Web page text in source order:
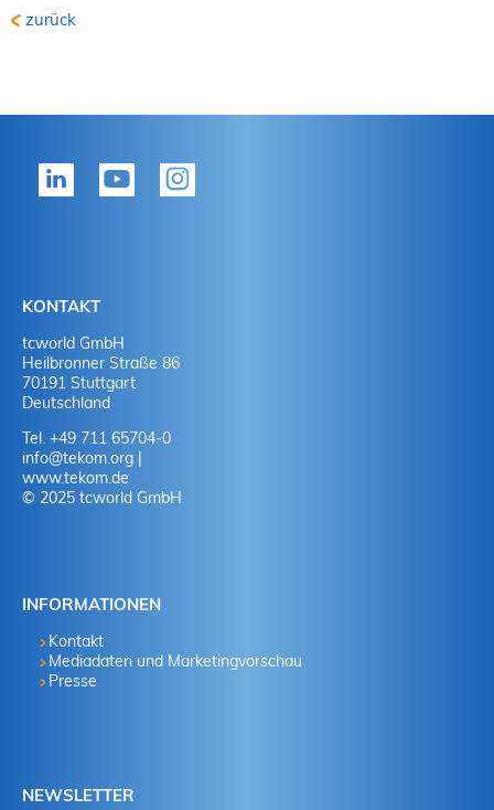
zurück
KONTAKT
tcworld GmbH
Heilbronner Straße 86
70191 Stuttgart
Deutschland
Tel. +49 711 65704-0
info@tekom.org |
www.tekom.de
© 2025 tcworld GmbH
INFORMATIONEN
Kontakt
Mediadaten und Marketingvorschau
Presse
NEWSLETTER